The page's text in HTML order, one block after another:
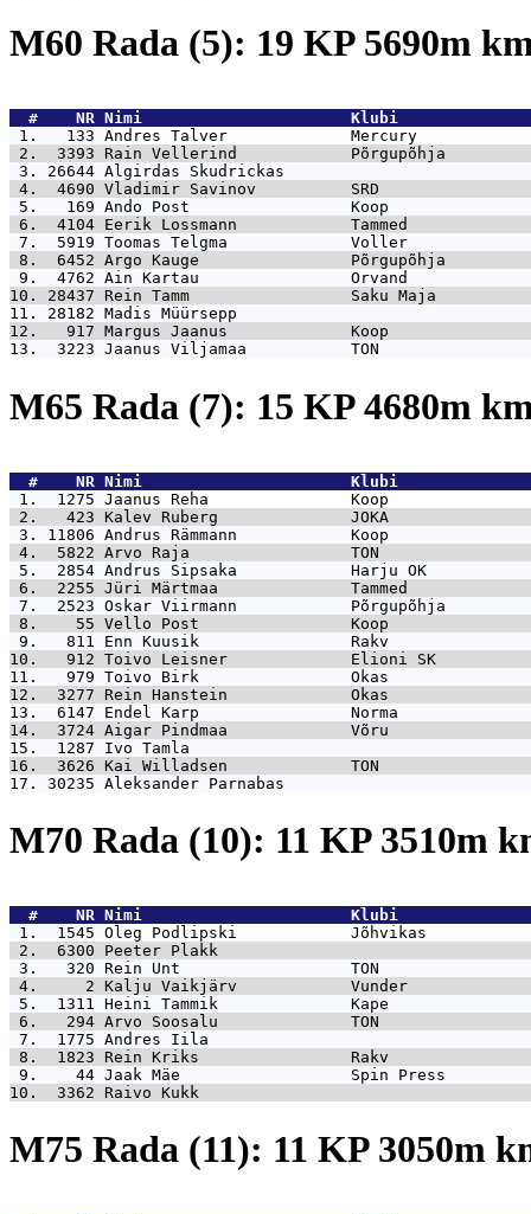
M60 Rada (5): 19 KP 5690m
  #    NR
Nimi                      Klubi
1.   133 Andres Talver             Mercury
2.  3393 Rain Vellerind            Põrgupõhja
3. 26644 Algirdas Skudrickas
4.  4690 Vladimir Savinov          SRD
5.   169 Ando Post                 Koop
6.  4104 Eerik Lossmann            Tammed
7.  5919 Toomas Telgma             Voller
8.  6452 Argo Kauge                Põrgupõhja
9.  4762 Ain Kartau                Orvand
10. 28437 Rein Tamm                 Saku Maja
11. 28182 Madis Müürsepp
12.   917 Margus Jaanus             Koop
13.  3223 Jaanus Viljamaa           TON
M65 Rada (7): 15 KP 4680m
  #    NR
Nimi                      Klubi
1.  1275 Jaanus Reha               Koop
2.   423 Kalev Ruberg              JOKA
3. 11806 Andrus Rämmann            Koop
4.  5822 Arvo Raja                 TON
5.  2854 Andrus Sipsaka            Harju OK
6.  2255 Jüri Märtmaa              Tammed
7.  2523 Oskar Viirmann            Põrgupõhja
8.    55 Vello Post                Koop
9.   811 Enn Kuusik                Rakv
10.   912 Toivo Leisner             Elioni SK
11.   979 Toivo Birk                Okas
12.  3277 Rein Hanstein             Okas
13.  6147 Endel Karp                Norma
14.  3724 Aigar Pindmaa             Võru
15.  1287 Ivo Tamla
16.  3626 Kai Willadsen             TON
17. 30235 Aleksander Parnabas
M70 Rada (10): 11 KP 3510m
  #    NR
Nimi                      Klubi
1.  1545 Oleg Podlipski            Jõhvikas
2.  6300 Peeter Plakk
3.   320 Rein Unt                  TON
4.     2 Kalju Vaikjärv            Vunder
5.  1311 Heini Tammik              Kape
6.   294 Arvo Soosalu              TON
7.  1775 Andres Iila
8.  1823 Rein Kriks                Rakv
9.    44 Jaak Mäe                  Spin Press
10.  3362 Raivo Kukk
M75 Rada (11): 11 KP 3050m